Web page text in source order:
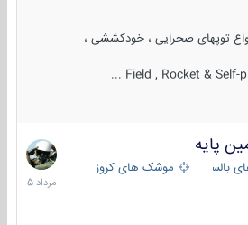
توپهای صحرایی ، خودکششی ،
Field , Rocket & Self-
پایه
موشک های کروز
2
مرداد
1405